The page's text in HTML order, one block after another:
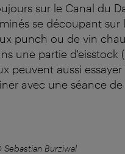
sur le Canal du
se découpant
punch ou de vin
une partie d'eisstock
peuvent aussi
avec une séance de
Sebastian Burziwal